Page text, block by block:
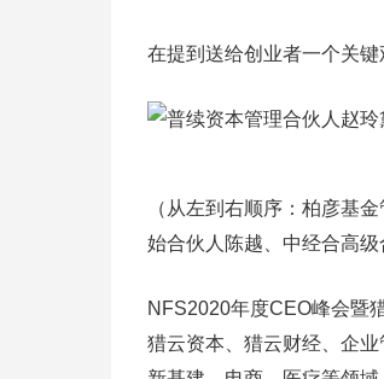
在提到送给创业者一个关
（从左到右顺序：柏彦基
始合伙人陈越、中经合高级
NFS2020年度CEO峰会暨
猎云资本、猎云财经、企